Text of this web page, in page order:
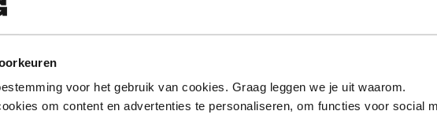
voor het gebruik van cookies. Graag leggen we je uit waarom.
om content en advertenties te personaliseren, om functies voor social